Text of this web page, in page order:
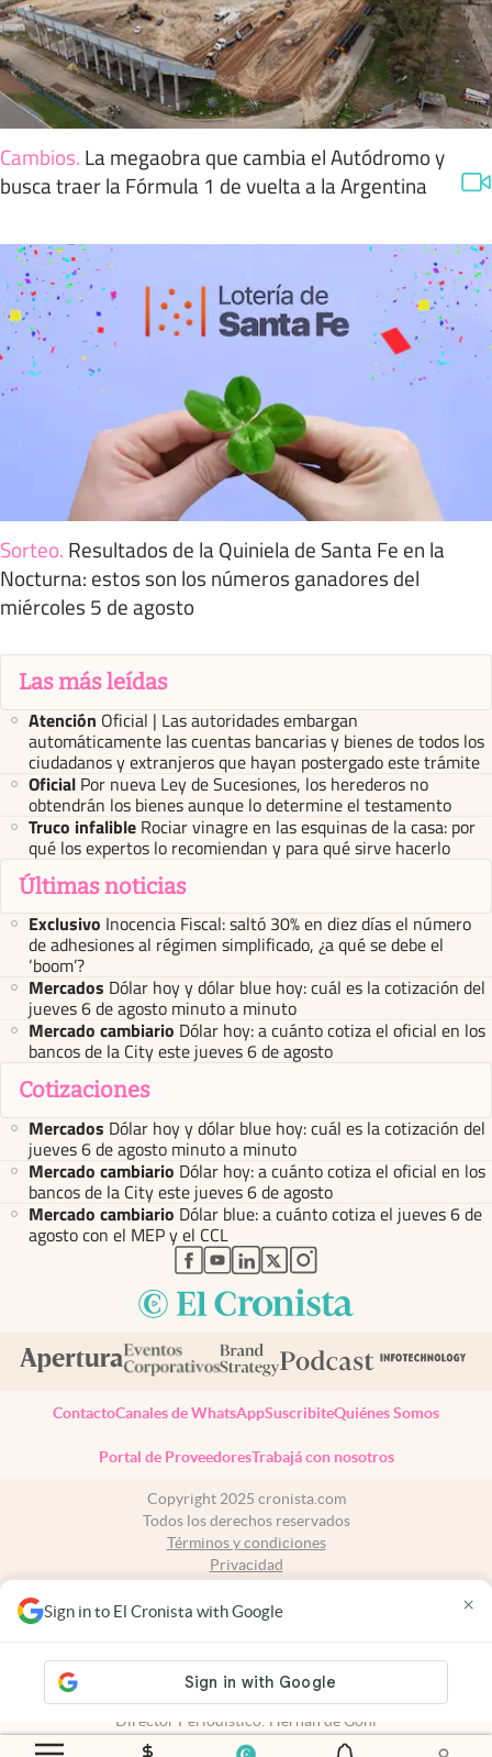
Sign in to El Cronista with Google ×
Cambios. La megaobra que cambia el Autódromo y
busca traer la Fórmula 1 de vuelta a la Argentina
Sorteo. Resultados de la Quiniela de Santa Fe en la
Nocturna: estos son los números ganadores del
miércoles 5 de agosto
Las más leídas
Atención Oficial | Las autoridades embargan
automáticamente las cuentas bancarias y bienes de todos los
ciudadanos y extranjeros que hayan postergado este trámite
Oficial Por nueva Ley de Sucesiones, los herederos no
obtendrán los bienes aunque lo determine el testamento
Truco infalible Rociar vinagre en las esquinas de la casa: por
qué los expertos lo recomiendan y para qué sirve hacerlo
Últimas noticias
Exclusivo Inocencia Fiscal: saltó 30% en diez días el número
de adhesiones al régimen simplificado, ¿a qué se debe el
‘boom’?
Mercados Dólar hoy y dólar blue hoy: cuál es la cotización del
jueves 6 de agosto minuto a minuto
Mercado cambiario Dólar hoy: a cuánto cotiza el oficial en los
bancos de la City este jueves 6 de agosto
Cotizaciones
Mercados Dólar hoy y dólar blue hoy: cuál es la cotización del
jueves 6 de agosto minuto a minuto
Mercado cambiario Dólar hoy: a cuánto cotiza el oficial en los
bancos de la City este jueves 6 de agosto
Mercado cambiario Dólar blue: a cuánto cotiza el jueves 6 de
agosto con el MEP y el CCL
abre en nueva pestaña
abre en nueva pestaña
abre en nueva pestaña
abre en nueva pestaña
abre en nueva pestaña
ContactoCanales de WhatsAppSuscribiteQuiénes Somos
Portal de ProveedoresTrabajá con nosotros
Copyright 2025 cronista.com
Todos los derechos reservados
Términos y condiciones
Privacidad
Tel: +54 11 7078-3270
propiedad intelectual: 56576959
Director Periodístico: Hernán de Goñi